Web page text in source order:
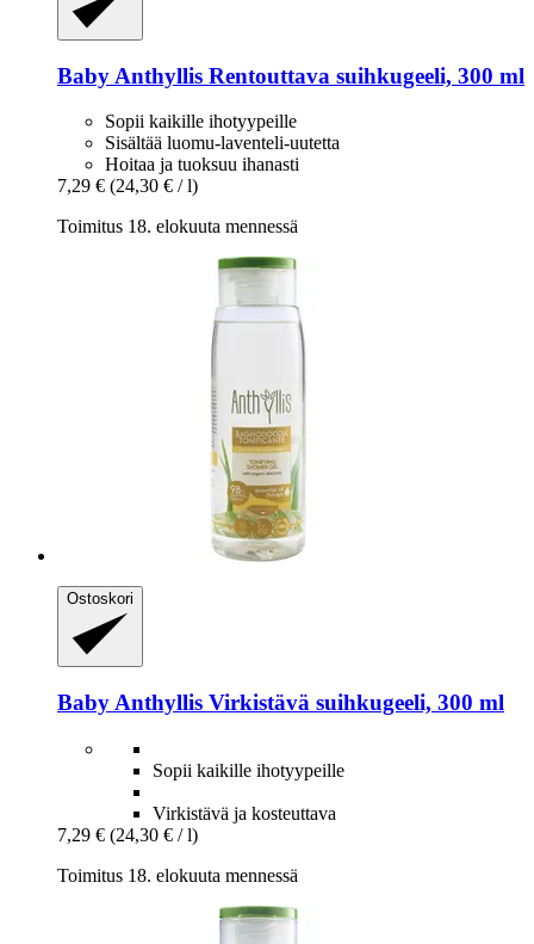
Baby Anthyllis Rentouttava suihkugeeli, 300 ml
Sopii kaikille ihotyypeille
Sisältää luomu-laventeli-uutetta
Hoitaa ja tuoksuu ihanasti
7,29 € (24,30 € / l)
Toimitus 18. elokuuta mennessä
Ostoskori
Baby Anthyllis Virkistävä suihkugeeli, 300 ml
Sopii kaikille ihotyypeille
Virkistävä ja kosteuttava
7,29 € (24,30 € / l)
Toimitus 18. elokuuta mennessä